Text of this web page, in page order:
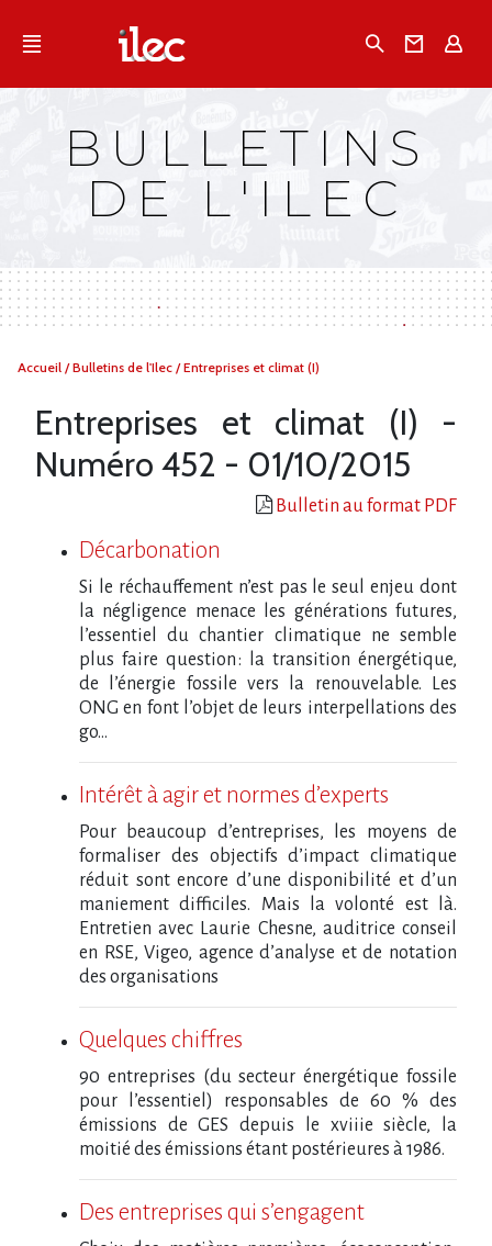
Qu'est-ce que l’Ilec
Campagnes multimarques
Dans la presse
BULLETINS
DE L'ILEC
Vous
Accueil /Bulletins de l'Ilec /Entreprises et climat (I)
Entreprises et climat (I) -
Numéro 452 - 01/10/2015
Bulletin au format PDF
Décarbonation
Si le réchauffement n’est pas le seul enjeu dont
la négligence menace les générations futures,
l’essentiel du chantier climatique ne semble
plus faire question : la transition énergétique,
de l’énergie fossile vers la renouvelable. Les
ONG en font l’objet de leurs interpellations des
go...
Intérêt à agir et normes d’experts
Pour beaucoup d’entreprises, les moyens de
formaliser des objectifs d’impact climatique
réduit sont encore d’une disponibilité et d’un
maniement difficiles. Mais la volonté est là.
Entretien avec Laurie Chesne, auditrice conseil
en RSE, Vigeo, agence d’analyse et de notation
des organisations
Quelques chiffres
90 entreprises (du secteur énergétique fossile
pour l’essentiel) responsables de 60 % des
émissions de GES depuis le xviiie siècle, la
moitié des émissions étant postérieures à 1986.
Des entreprises qui s’engagent